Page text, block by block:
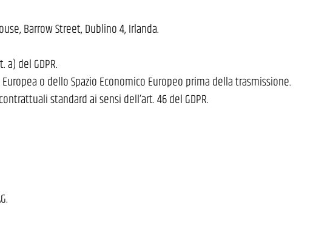
Barrow Street, Dublino 4, Irlanda.
del GDPR.
o dello Spazio Economico Europeo prima della trasmissione.
standard ai sensi dell’art. 46 del GDPR.